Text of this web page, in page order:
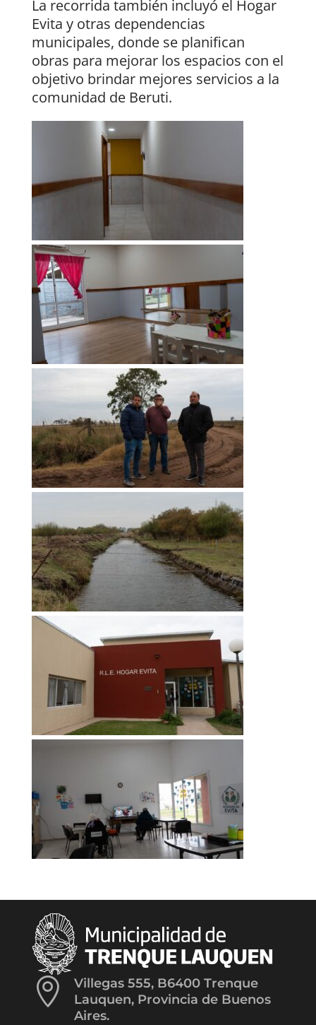
La recorrida también incluyó el Hogar
Evita y otras dependencias
municipales, donde se planifican
obras para mejorar los espacios con el
objetivo brindar mejores servicios a la
comunidad de Beruti.

Villegas 555, B6400 Trenque
Lauquen, Provincia de Buenos
Aires.